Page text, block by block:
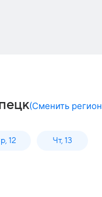
(Сменить регион
12 Чт, 13